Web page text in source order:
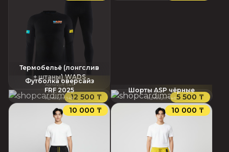
Термобельё (лонгслив
+ штаны) WADS
Артикул :148
12 500 ₸
Футболка оверсайз
FRF 2025
Артикул: 143 5 500 ₸
Шорты ASP чёрные
Артикул:140
10 000 ₸ 10 000 ₸